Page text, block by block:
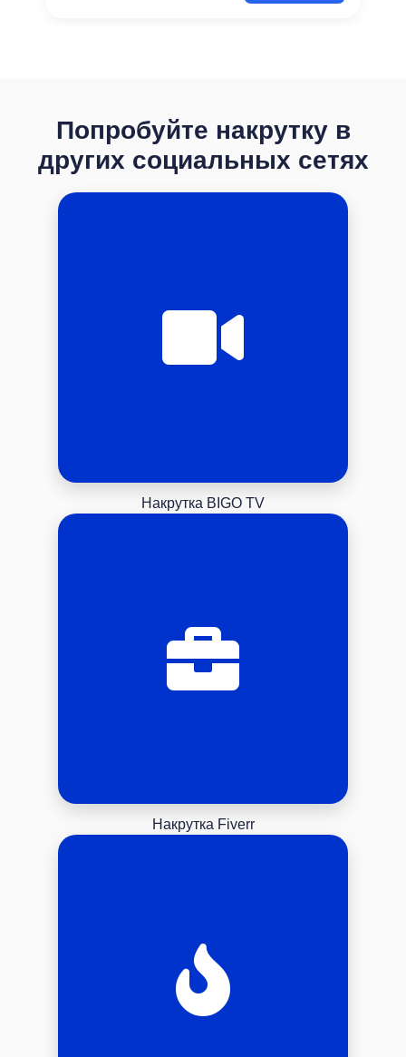
Попробуйте накрутку в
других социальных сетях
Накрутка BIGO TV
Накрутка Fiverr